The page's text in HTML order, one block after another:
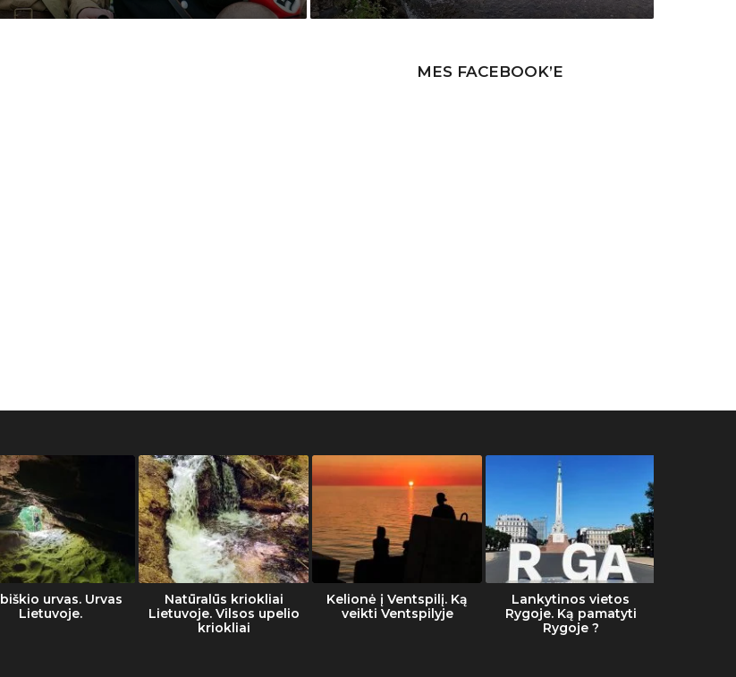
MES FACEBOOK’E
urvas. Urvas
Lietuvoje.
Natūralūs kriokliai
Lietuvoje. Vilsos upelio
kriokliai
Kelionė į Ventspilį. Ką
veikti Ventspilyje
Lankytinos vietos
Rygoje. Ką pamatyti
Rygoje ?